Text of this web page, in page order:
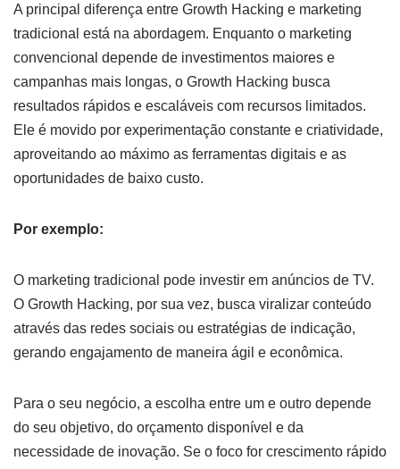
A principal diferença entre Growth Hacking e marketing
tradicional está na abordagem. Enquanto o marketing
convencional depende de investimentos maiores e
campanhas mais longas, o Growth Hacking busca
resultados rápidos e escaláveis com recursos limitados.
Ele é movido por experimentação constante e criatividade,
aproveitando ao máximo as ferramentas digitais e as
oportunidades de baixo custo.
Por exemplo:
O marketing tradicional pode investir em anúncios de TV.
O Growth Hacking, por sua vez, busca viralizar conteúdo
através das redes sociais ou estratégias de indicação,
gerando engajamento de maneira ágil e econômica.
Para o seu negócio, a escolha entre um e outro depende
do seu objetivo, do orçamento disponível e da
necessidade de inovação. Se o foco for crescimento rápido